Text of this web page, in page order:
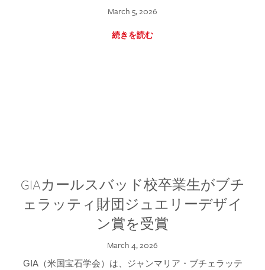
March 5, 2026
続きを読む
GIAカールスバッド校卒業生がブチ
ェラッティ財団ジュエリーデザイ
ン賞を受賞
March 4, 2026
GIA（米国宝石学会）は、ジャンマリア・ブチェラッテ